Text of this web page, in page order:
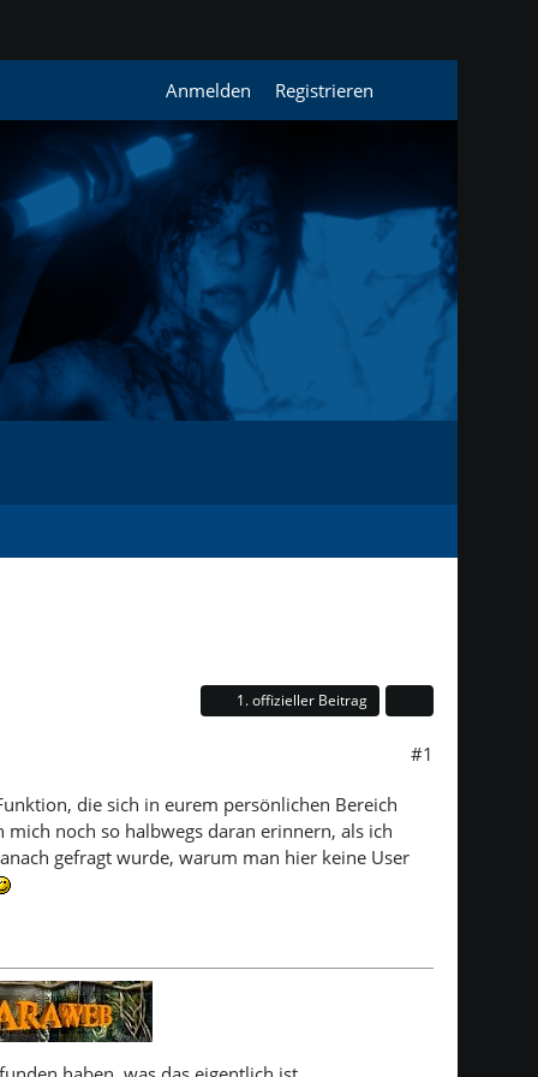
Anmelden Registrieren
1. offizieller Beitrag
#1
die sich in eurem persönlichen Bereich
noch so halbwegs daran erinnern, als ich
gefragt wurde, warum man hier keine User